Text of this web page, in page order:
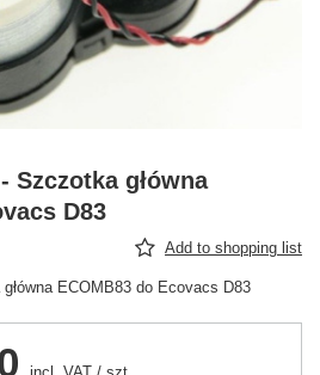
Szczotka główna
D83
Add to shopping list
ECOMB83 do Ecovacs D83